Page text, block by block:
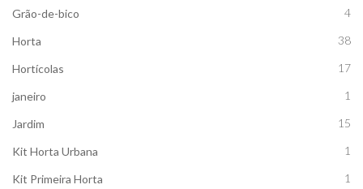
Grão-de-bico 4
Horta 38
Hortícolas 17
janeiro 1
Jardim 15
Kit Horta Urbana 1
Kit Primeira Horta 1